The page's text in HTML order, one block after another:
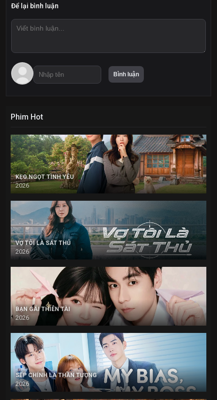
Để lại bình luận
Phim Hot
KẸO NGỌT TÌNH YÊU
2026
VỢ TÔI LÀ SÁT THỦ
2026
BẠN GÁI THIÊN TÀI
2026
SẾP CHÍNH LÀ THẦN TƯỢNG
2026